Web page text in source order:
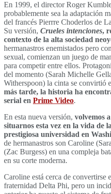
En 1999, el director Roger
probablemente sea la adaptación
del francés Pierrre Choderlos de
Su versión, Crueles intenciones,
contexto de la alta sociedad
hermanastros enemistados pero
sexual, comienzan un juego de
para competir entre ellos.
del momento (Sarah Michelle
Witherspoon) la cinta se convirtió
más tarde, la historia ha
serial en Prime Video.
En esta nueva versión, volvemos
situarnos esta vez en la vida de
prestigiosa universidad en
de hermanastros son Caroline
(Zac Burgess) en una compleja
en su corte moderna.
Caroline está cerca de convertirse
fraternidad Delta Phi, pero un